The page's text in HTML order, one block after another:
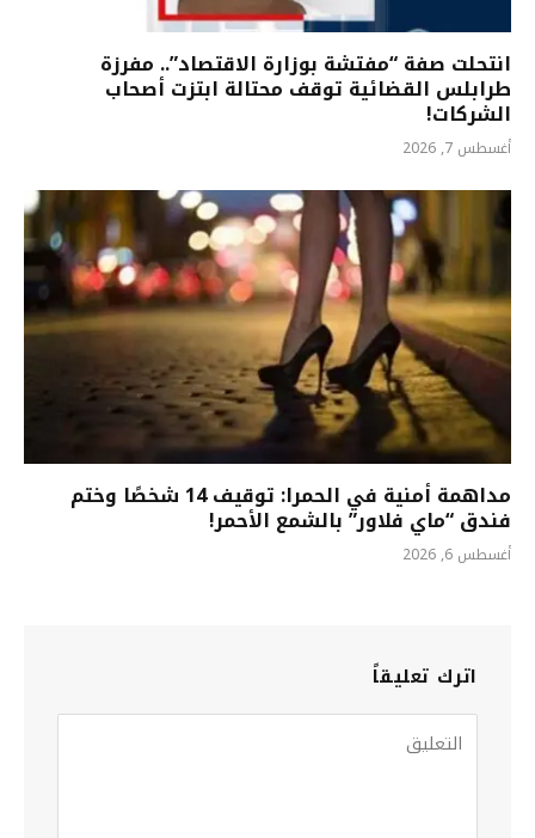
انتحلت صفة “مفتشة بوزارة الاقتصاد”.. مفرزة
طرابلس القضائية توقف محتالة ابتزت أصحاب
الشركات!
أغسطس 7, 2026
مداهمة أمنية في الحمرا: توقيف 14 شخصًا وختم
فندق “ماي فلاور” بالشمع الأحمر!
أغسطس 6, 2026
اترك تعليقاً